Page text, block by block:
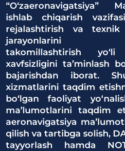
“O‘zaeronavigatsiya”
ishlab chiqarish
rejalashtirish va texnik
jarayonlarini
takomillashtirish
xavfsizligini ta’minlash
bajarishdan iborat.
xizmatlarini taqdim
bo‘lgan faoliyat
ma’lumotlarini taqdim
aeronavigatsiya
qilish va tartibga solish,
tayyorlash hamda